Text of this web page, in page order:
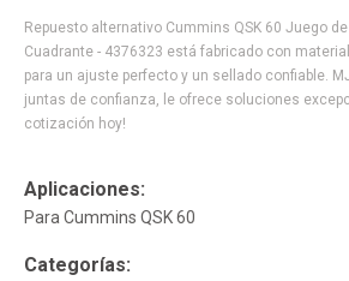
Repuesto alternativo Cummins QSK 60 Juego
Cuadrante - 4376323 está fabricado con
para un ajuste perfecto y un sellado confiable.
juntas de confianza, le ofrece soluciones
cotización hoy!
Aplicaciones:
Para Cummins QSK 60
Categorías: